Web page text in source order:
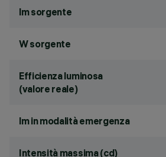
lm sorgente
W sorgente
Efficienza luminosa
(valore reale)
lm in modalità emergenza
Intensità massima (cd)